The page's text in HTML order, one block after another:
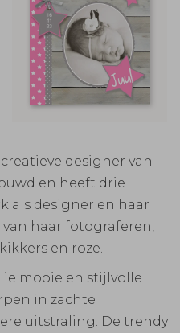
designer van
en heeft drie
als designer en haar
haar fotograferen,
en roze.
mooie en stijlvolle
in zachte
uitstraling. De trendy